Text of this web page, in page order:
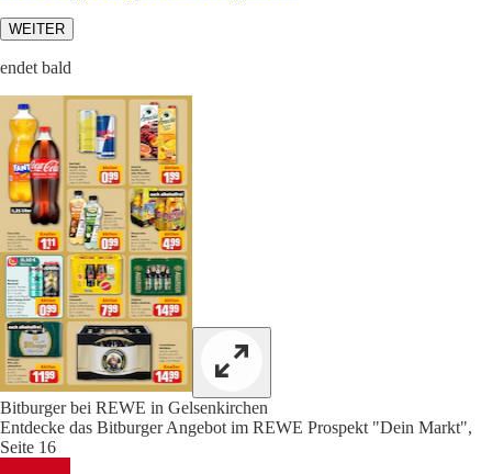
WEITER
endet bald
Bitburger bei REWE in Gelsenkirchen
Entdecke das Bitburger Angebot im REWE Prospekt "Dein Markt",
Seite 16